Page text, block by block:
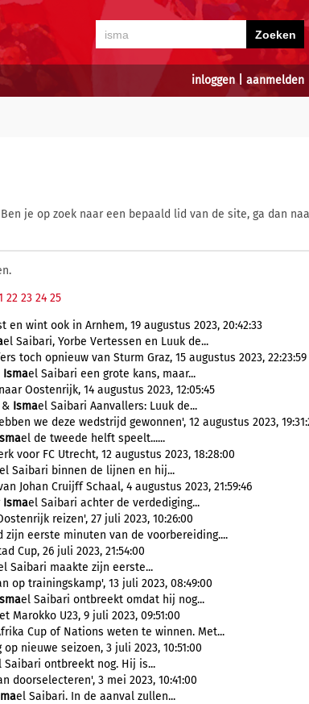
inloggen| aanmelden
je op zoek naar een bepaald lid van de site, ga dan
22 23 24 25
wint ook in Arnhem, 19 augustus 2023, 20:42:33
el Saibari, Yorbe Vertessen en Luuk de...
toch opnieuw van Sturm Graz, 15 augustus 2023, 22:23:59
Ismael Saibari een grote kans, maar...
Oostenrijk, 14 augustus 2023, 12:05:45
& Ismael Saibari Aanvallers: Luuk de...
we deze wedstrijd gewonnen', 12 augustus 2023,
el de tweede helft speelt......
voor FC Utrecht, 12 augustus 2023, 18:28:00
el Saibari binnen de lijnen en hij...
Johan Cruijff Schaal, 4 augustus 2023, 21:59:46
Ismael Saibari achter de verdediging...
reizen', 27 juli 2023, 10:26:00
eerste minuten van de voorbereiding....
Cup, 26 juli 2023, 21:54:00
Saibari maakte zijn eerste...
op trainingskamp', 13 juli 2023, 08:49:00
el Saibari ontbreekt omdat hij nog...
Marokko U23, 9 juli 2023, 09:51:00
Cup of Nations weten te winnen. Met...
nieuwe seizoen, 3 juli 2023, 10:51:00
Saibari ontbreekt nog. Hij is...
doorselecteren', 3 mei 2023, 10:41:00
el Saibari. In de aanval zullen...